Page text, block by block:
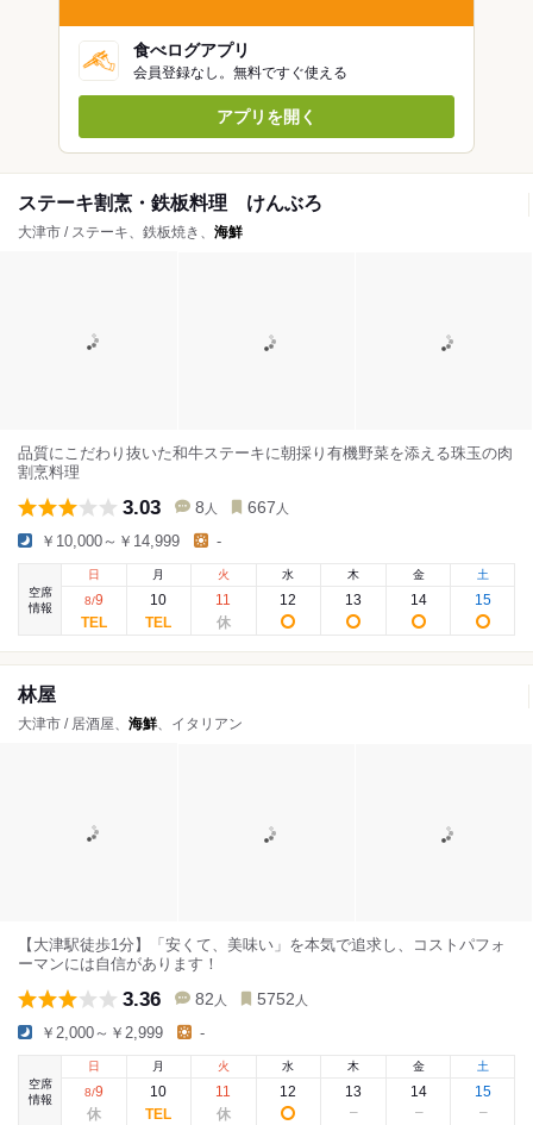
食べログアプリ
会員登録なし。無料ですぐ使える
アプリを開く
ステーキ割烹・鉄板料理 けんぶろ
大津市 / ステーキ、鉄板焼き、 海鮮
品質にこだわり抜いた和牛ステーキに朝採り有機野菜を添える珠玉の肉
割烹料理
3.03 8 人 667 人
￥10,000～￥14,999 -
空席
情報
日
8/9
月
10
火
11
水
12
木
13
金
14
土
15
林屋
大津市 / 居酒屋、 海鮮、イタリアン
【大津駅徒歩1分】「安くて、美味い」を本気で追求し、コストパフォ
ーマンには自信があります！
3.36 82 人 5752 人
￥2,000～￥2,999 -
空席
情報
日
8/9
月
10
火
11
水
12
木
13
金
14
土
15